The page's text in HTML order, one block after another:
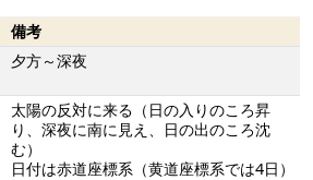
備考
夕方～深夜
太陽の反対に来る（日の入りのころ昇
り、深夜に南に見え、日の出のころ沈
む）
日付は赤道座標系（黄道座標系では4日）